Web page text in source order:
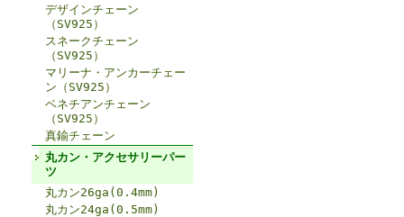
デザインチェーン
（SV925）
スネークチェーン
（SV925）
マリーナ・アンカーチェー
ン（SV925）
ベネチアンチェーン
（SV925）
真鍮チェーン
丸カン・アクセサリーパー
ツ
丸カン26ga(0.4mm)
丸カン24ga(0.5mm)